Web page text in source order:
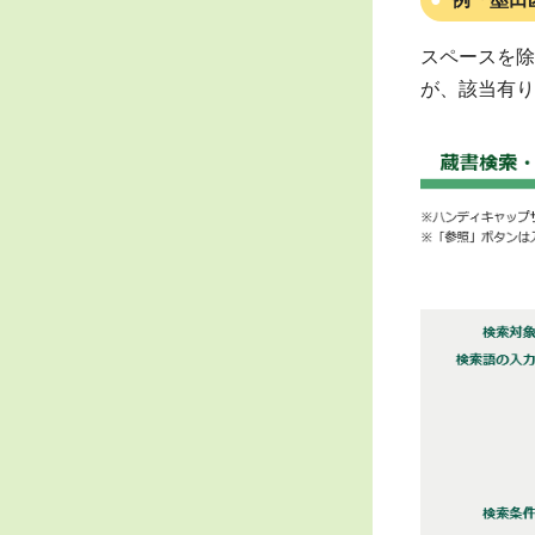
スペースを
が、該当有